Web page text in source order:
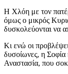
Η Χλόη με τον
όμως ο μικρός
δυσκολεύονται να
Κι ενώ οι
δυσοίωνες, η
Αναστασία, που